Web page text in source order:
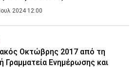
2024 12:00
Οκτώβρης 2017 από τη
Γραμματεία Ενημέρωσης και